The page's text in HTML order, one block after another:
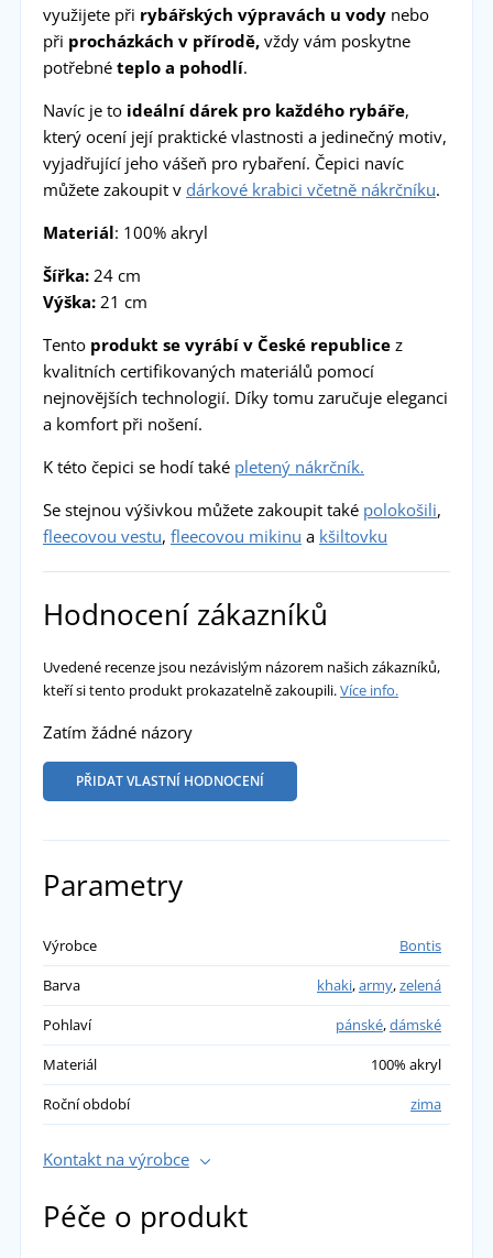
využijete při rybářských výpravách u vodynebo
při procházkách v přírodě,vždy vám poskytne
potřebné teplo a pohodlí.
Navíc je to ideální dárek pro každého rybáře,
který ocení její praktické vlastnosti a jedinečný motiv,
vyjadřující jeho vášeň pro rybaření. Čepici navíc
můžete zakoupit v dárkové krabici včetně nákrčníku.
Materiál: 100% akryl
Šířka:24 cm
Výška:21 cm
Tento produkt se vyrábí v České republicez
kvalitních certifikovaných materiálů pomocí
nejnovějších technologií. Díky tomu zaručuje eleganci
a komfort při nošení.
K této čepici se hodí také pletený nákrčník.
Se stejnou výšivkou můžete zakoupit také polokošili,
fleecovou vestu, fleecovou mikinu a kšiltovku
Hodnocení zákazníků
Uvedené recenze jsou nezávislým názorem našich zákazníků,
kteří si tento produkt prokazatelně zakoupili.Více info.
Zatím žádné názory
PŘIDAT VLASTNÍ HODNOCENÍ
Parametry
Výrobce
Bontis
Barva
khaki,army,zelená
Pohlaví
pánské,dámské
Materiál
100% akryl
Roční období
zima
Kontakt na výrobce
Péče o produkt